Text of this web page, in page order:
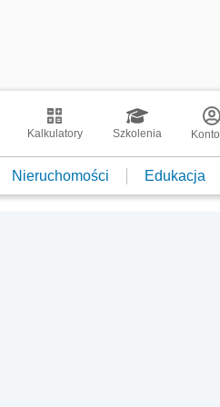
Kalkulatory Szkolenia Konto
Nieruchomości Edukacja